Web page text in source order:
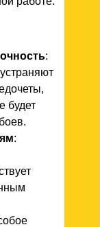
:
будет
: